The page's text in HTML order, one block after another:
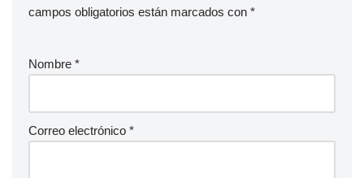
campos obligatorios están marcados con *
Nombre *
Correo electrónico *